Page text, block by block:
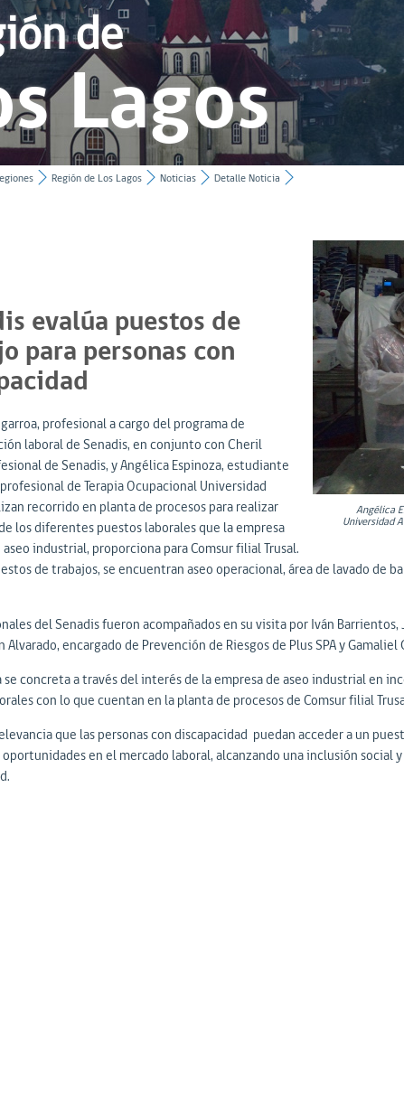
de
Lagos
Región de Los Lagos Noticias Detalle Noticia
Angélica
Universidad
evalúa puestos de
para personas con
profesional a cargo del programa de
laboral de Senadis, en conjunto con Cheril
de Senadis, y Angélica Espinoza, estudiante
de Terapia Ocupacional Universidad
recorrido en planta de procesos para realizar
los diferentes puestos laborales que la empresa
aseo industrial, proporciona para Comsur filial Trusal.
de trabajos, se encuentran aseo operacional, área de lavado de
del Senadis fueron acompañados en su visita por Iván
Alvarado, encargado de Prevención de Riesgos de Plus SPA y Gamaliel
concreta a través del interés de la empresa de aseo industrial en
con lo que cuentan en la planta de procesos de Comsur filial
que las personas con discapacidad puedan acceder a un
en el mercado laboral, alcanzando una inclusión social